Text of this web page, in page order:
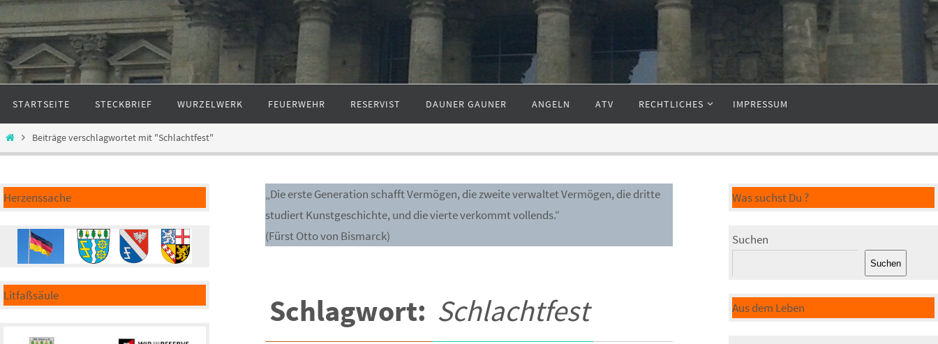
Inhalt
springen
STARTSEITE STECKBRIEF WURZELWERK FEUERWEHR RESERVIST DAUNER GAUNER ANGELN ATV RECHTLICHES IMPRESSUM
StartBeiträge verschlagwortet mit "Schlachtfest"
„Die erste Generation schafft Vermögen, die zweite verwaltet Vermögen, die dritte
studiert Kunstgeschichte, und die vierte verkommt vollends.“
(Fürst Otto von Bismarck)
Schlagwort: Schlachtfest
Herzenssache
Litfaßsäule
Was suchst Du ?
Suchen
Suchen
Aus dem Leben